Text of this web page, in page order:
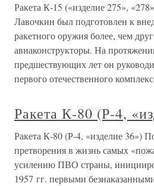
Ракета К-15 («изделие 275»,
Лавочкин был подготовлен к
ракетного оружия более, чем
авиаконструкторы. На
предшествующих лет он
первого отечественного
Ракета К-80 (Р-4,
Ракета К-80 (Р-4, «изделие 36»)
претворения в жизнь самых
усилению ПВО страны,
1957 гг. первыми